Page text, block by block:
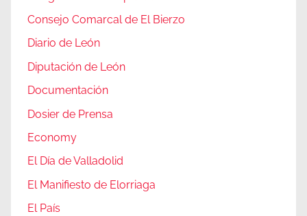
Consejo Comarcal de El Bierzo
Diario de León
Diputación de León
Documentación
Dosier de Prensa
Economy
El Día de Valladolid
El Manifiesto de Elorriaga
El País